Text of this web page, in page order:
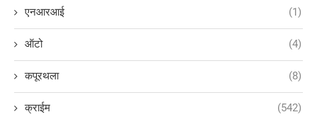
एनआरआई (1)
ऑटो (4)
कपूरथला (8)
क्राईम (542)